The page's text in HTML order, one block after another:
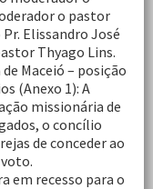
o pastor
Elissandro José
Thyago Lins.
Maceió – posição
(Anexo 1): A
missionária de
o concílio
de conceder ao
em recesso para o